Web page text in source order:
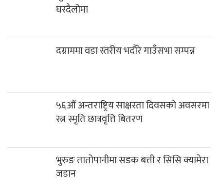
घरदैलोमा
दग्नाममा वडा स्तरीय भदौरे गाउँसभा सम्पन्न
५६औं अन्तराष्ट्रिय साक्षरता दिवसको अवसरमा
रत्न स्मृति छात्रवृत्ति बितरण
भुरुङ तातोपानीमा सडक बत्ती र सिसि क्यामेरा
जडान